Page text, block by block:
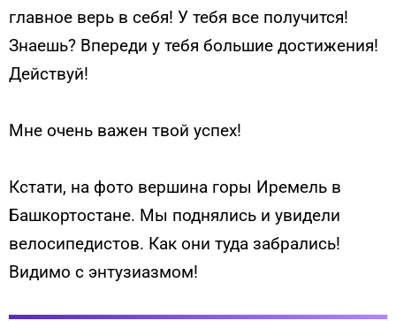
главное верь в себя! У тебя все получится!
Знаешь? Впереди у тебя большие достижения!
Действуй!
Мне очень важен твой успех!
Кстати, на фото вершина горы Иремель в
Башкортостане. Мы поднялись и увидели
велосипедистов. Как они туда забрались!
Видимо с энтузиазмом!